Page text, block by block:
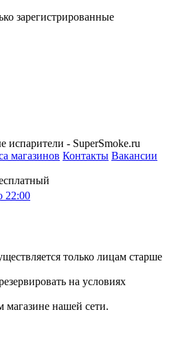
зарегистрированные
испарители - SuperSmoke.ru
магазинов Контакты Вакансии
22:00
только лицам старше
на условиях
нашей сети.